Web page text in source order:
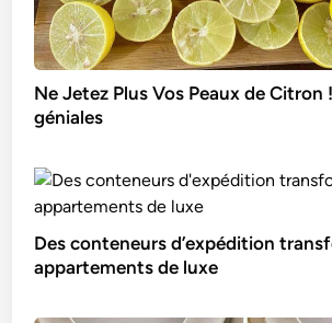
Ne Jetez Plus Vos Peaux de
géniales
Des conteneurs d’expédition
appartements de luxe